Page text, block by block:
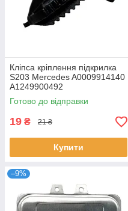
Кліпса кріплення підкрилка
S203 Mercedes A0009914140
A1249900492
Готово до відправки
19 ₴ 21 ₴
Купити
–9%